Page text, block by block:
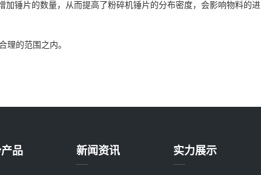
锤片的数量，从而提高了粉碎机锤片的分布密度，会影响物料的进
理的范围之内。
品 新闻资讯 实力展示